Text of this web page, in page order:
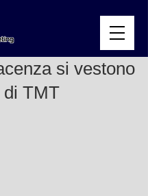
si vestono
di TMT